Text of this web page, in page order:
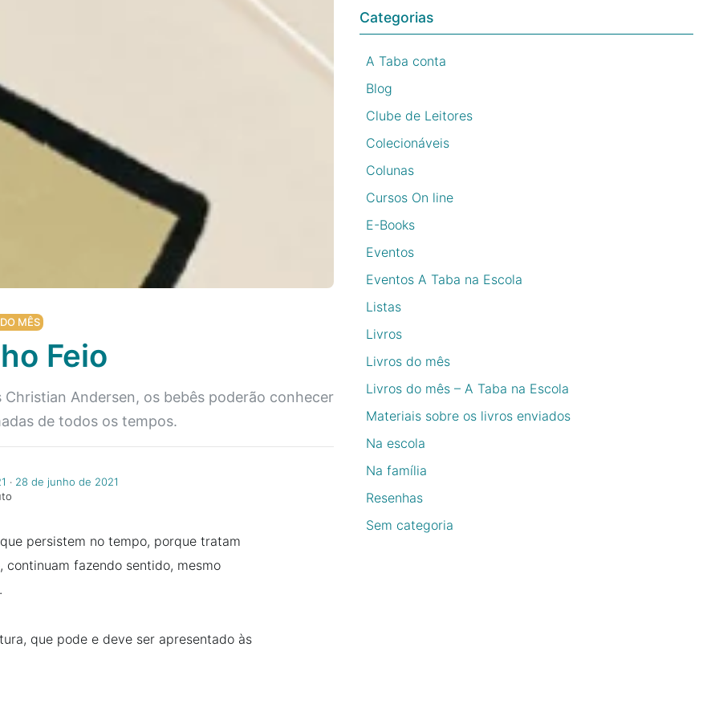
MÊS
Feio
Andersen, os bebês poderão conhecer
de todos os tempos.
‧ 28 de junho de 2021
persistem no tempo, porque tratam
continuam fazendo sentido, mesmo
que pode e deve ser apresentado às
Categorias
A Taba conta
Blog
Clube de Leitores
Colecionáveis
Colunas
Cursos On line
E-Books
Eventos
Eventos A Taba na Escola
Listas
Livros
Livros do mês
Livros do mês – A Taba na Escola
Materiais sobre os livros enviados
Na escola
Na família
Resenhas
Sem categoria